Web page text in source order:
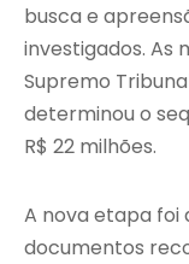
busca e
investigados. As
Supremo
determinou o
R$ 22 milhões.
A nova etapa foi
documentos